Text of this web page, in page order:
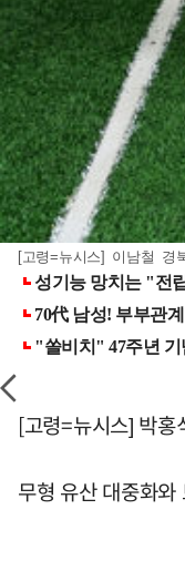
[고령=뉴시스] 이남철 경
[고령=뉴시스] 박
무형 유산 대중화